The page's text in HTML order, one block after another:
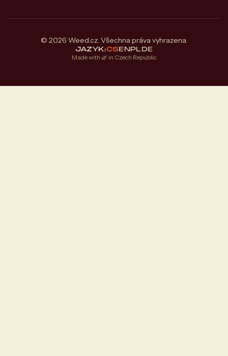
© 2026 Weed.cz. Všechna práva vyhrazena.
JAZYK:CSENPLDE
Made with 🌿 in Czech Republic